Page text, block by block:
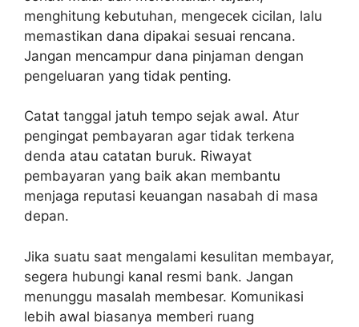
menghitung kebutuhan, mengecek cicilan, lalu
memastikan dana dipakai sesuai rencana.
Jangan mencampur dana pinjaman dengan
pengeluaran yang tidak penting.
Catat tanggal jatuh tempo sejak awal. Atur
pengingat pembayaran agar tidak terkena
denda atau catatan buruk. Riwayat
pembayaran yang baik akan membantu
menjaga reputasi keuangan nasabah di masa
depan.
Jika suatu saat mengalami kesulitan membayar,
segera hubungi kanal resmi bank. Jangan
menunggu masalah membesar. Komunikasi
lebih awal biasanya memberi ruang